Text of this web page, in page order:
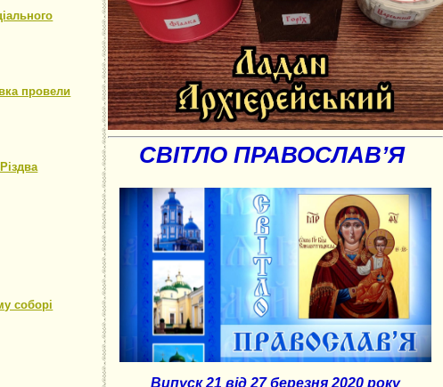
СВІТЛО ПРАВОСЛАВ’Я
Випуск 21 від 27 березня 2020 року
провели
соборі